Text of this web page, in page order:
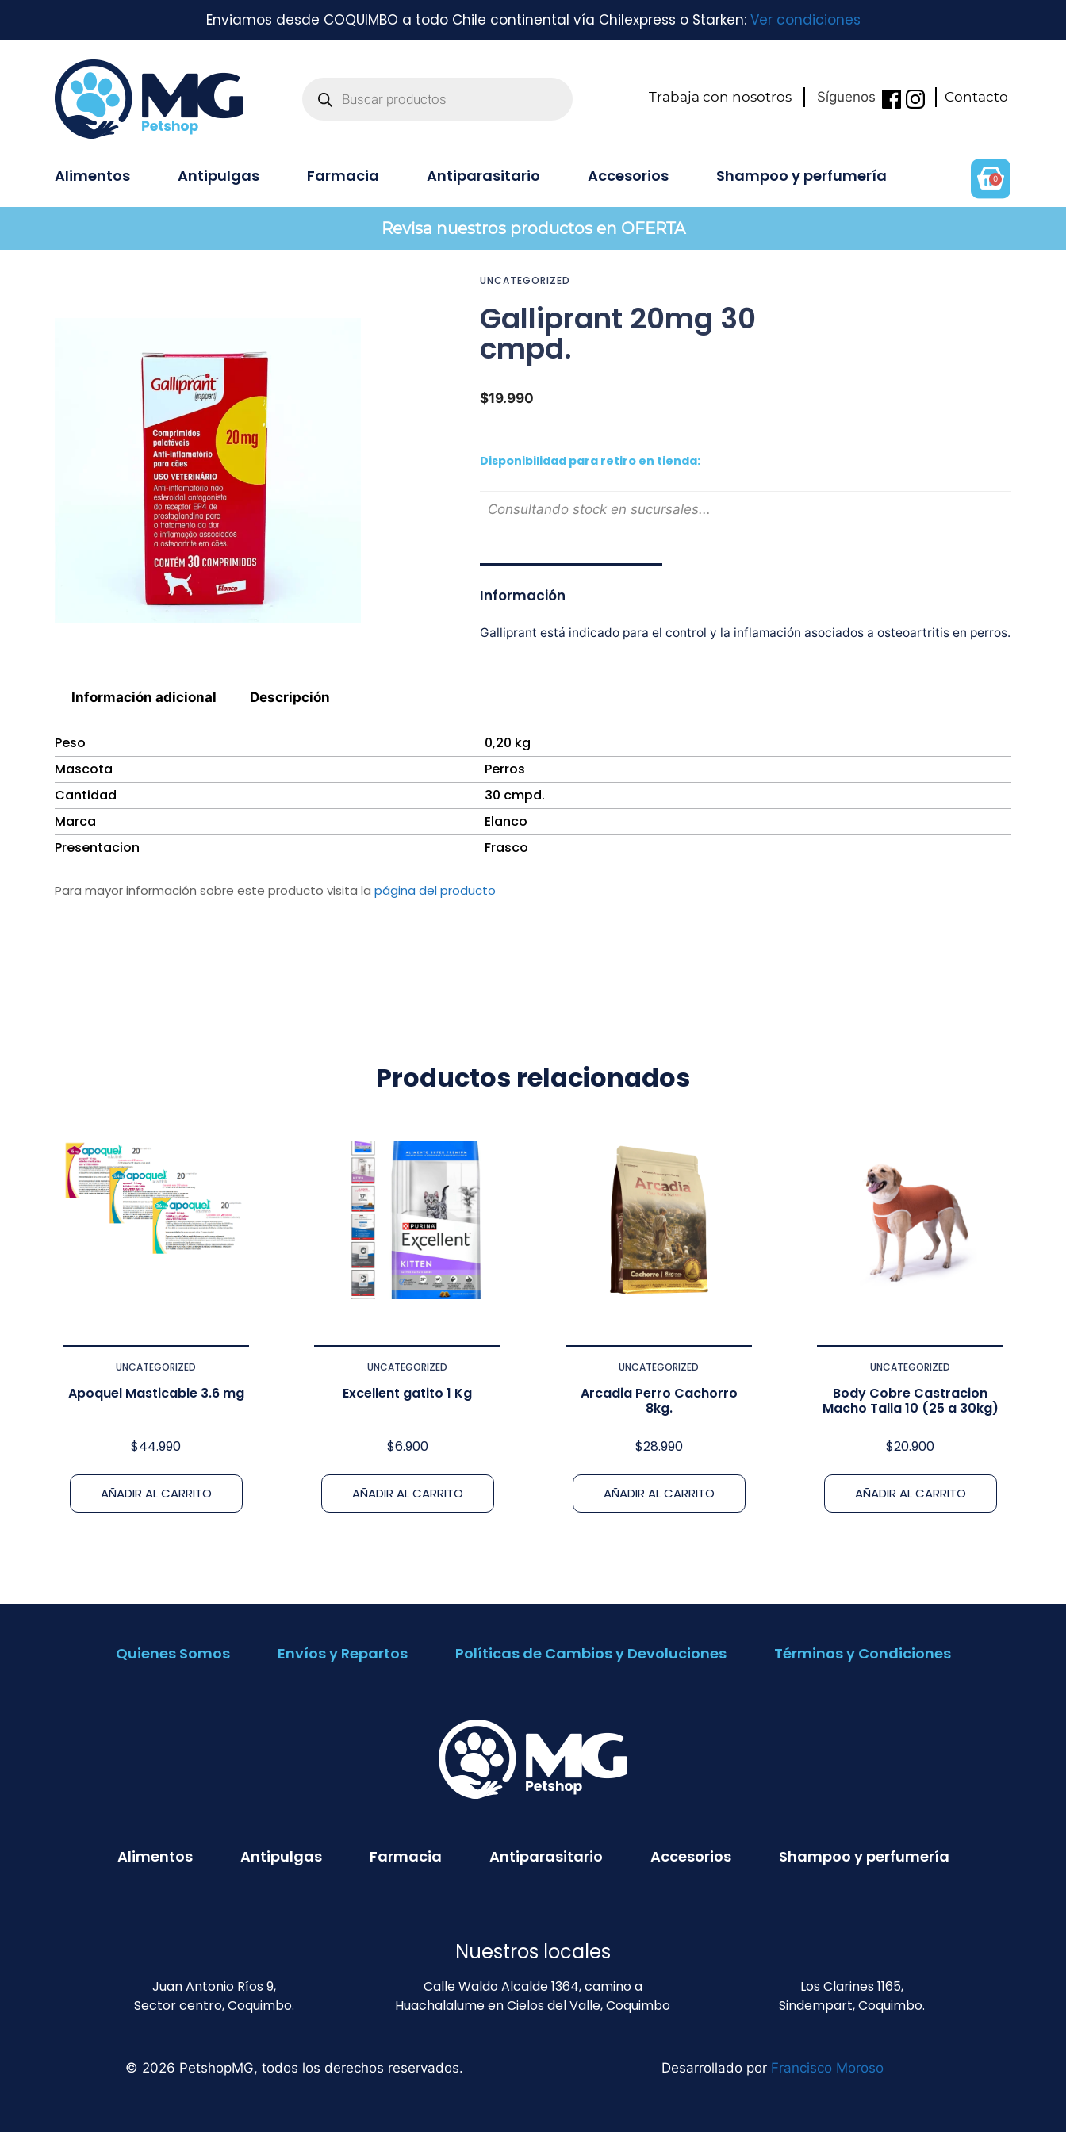
Enviamos desde COQUIMBO a todo Chile continental vía Chilexpress o Starken: Ver condiciones
Trabaja con nosotros Síguenos Contacto
Alimentos Antipulgas Farmacia Antiparasitario Accesorios Shampoo y perfumería 0
Revisa nuestros productos en OFERTA
UNCATEGORIZED
Galliprant 20mg 30
cmpd.
$19.990
Disponibilidad para retiro en tienda:
Consultando stock en sucursales...
Información
Galliprant está indicado para el control y la inflamación asociados a osteoartritis en perros.
Información adicional Descripción
Peso
0,20 kg
Mascota
Perros
Cantidad
30 cmpd.
Marca
Elanco
Presentacion
Frasco
Para mayor información sobre este producto visita la página del producto
Productos relacionados
UNCATEGORIZED
Apoquel Masticable 3.6 mg
$44.990
AÑADIR AL CARRITO
UNCATEGORIZED
Excellent gatito 1 Kg
$6.900
AÑADIR AL CARRITO
UNCATEGORIZED
Arcadia Perro Cachorro
8kg.
$28.990
AÑADIR AL CARRITO
UNCATEGORIZED
Body Cobre Castracion
Macho Talla 10 (25 a 30kg)
$20.900
AÑADIR AL CARRITO
Quienes Somos Envíos y Repartos Políticas de Cambios y Devoluciones Términos y Condiciones
Alimentos Antipulgas Farmacia Antiparasitario Accesorios Shampoo y perfumería
Nuestros locales
Juan Antonio Ríos 9,
Sector centro, Coquimbo.
Calle Waldo Alcalde 1364, camino a
Huachalalume en Cielos del Valle, Coquimbo
Los Clarines 1165,
Sindempart, Coquimbo.
© 2026 PetshopMG, todos los derechos reservados. Desarrollado por Francisco Moroso